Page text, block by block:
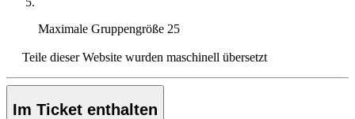
Maximale Gruppengröße 25
Teile dieser Website wurden maschinell übersetzt
Im Ticket enthalten